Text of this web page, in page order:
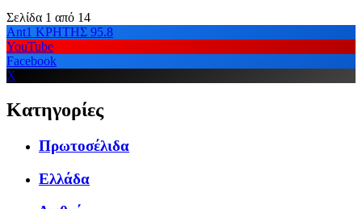
Σελίδα 1 από 14
Ant1 ΚΡΗΤΗΣ 95.8
YouTube
Facebook
X
Κατηγορίες
Πρωτοσέλιδα
Ελλάδα